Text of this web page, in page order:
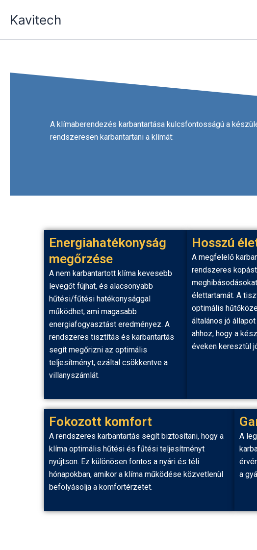
Kavitech
A klímaberendezés karbantartása kulcsfontosságú a
rendszeresen karbantartani a klímát:
Energiahatékonyság
megőrzése
A nem karbantartott klíma kevesebb
levegőt fújhat, és alacsonyabb
hűtési/fűtési hatékonysággal
működhet, ami magasabb
energiafogyasztást eredményez. A
rendszeres tisztítás és karbantartás
segít megőrizni az optimális
teljesítményt, ezáltal csökkentve a
villanyszámlát.
Hosszú
A megfelelő
rendszeres
élettartamát. A
optimális
általános jó
ahhoz, hogy a
éveken keresztül
Fokozott komfort
A rendszeres karbantartás segít biztosítani, hogy a
klíma optimális hűtési és fűtési teljesítményt
nyújtson. Ez különösen fontos a nyári és téli
hónapokban, amikor a klíma működése közvetlenül
befolyásolja a komfortérzetet.
A
a